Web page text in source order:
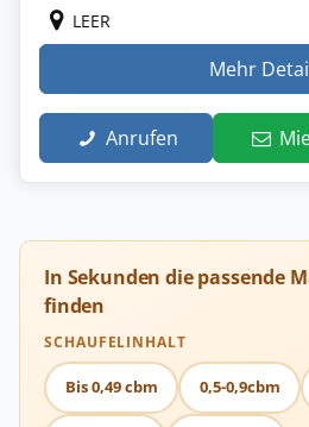
LEER
Mehr
Anrufen
In Sekunden die passende
finden
SCHAUFELINHALT
Bis 0,49 cbm 0,5-0,9cbm